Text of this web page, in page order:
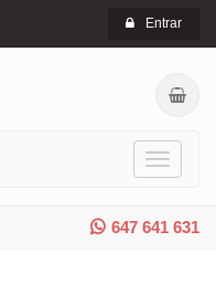
Entrar
Toggle
647 641 631